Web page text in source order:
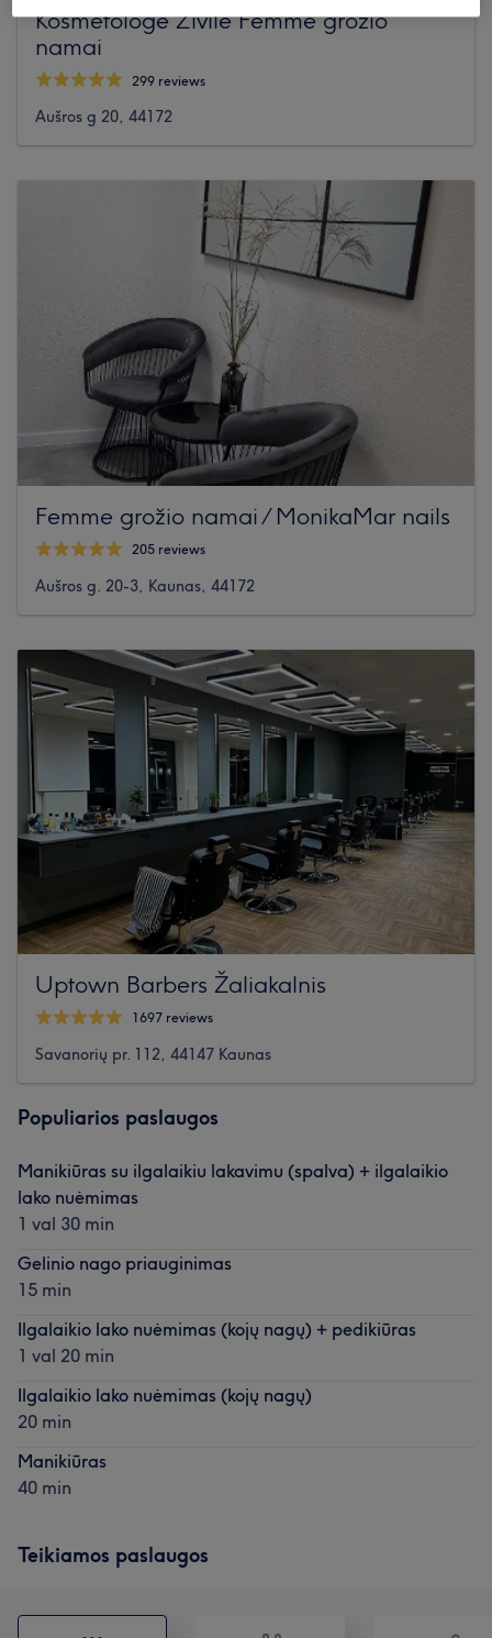
Kosmetologė Živilė Femme grožio
namai
299 reviews
Aušros g 20, 44172
Femme grožio namai / MonikaMar nails
205 reviews
Aušros g. 20-3, Kaunas, 44172
Uptown Barbers Žaliakalnis
1697 reviews
Savanorių pr. 112, 44147 Kaunas
Populiarios paslaugos
Manikiūras su ilgalaikiu lakavimu (spalva) + ilgalaikio
lako nuėmimas
1 val 30 min
Gelinio nago priauginimas
15 min
Ilgalaikio lako nuėmimas (kojų nagų) + pedikiūras
1 val 20 min
Ilgalaikio lako nuėmimas (kojų nagų)
20 min
Manikiūras
40 min
Teikiamos paslaugos